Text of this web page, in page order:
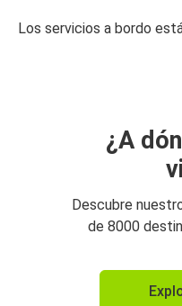
Los servicios a bordo
¿A
Descubre
de 8000